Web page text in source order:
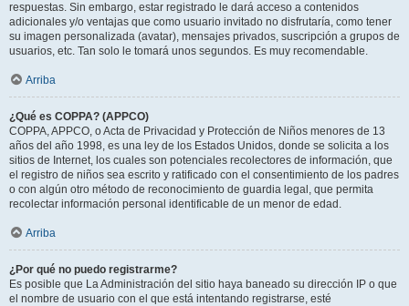
respuestas. Sin embargo, estar registrado le dará acceso a contenidos
adicionales y/o ventajas que como usuario invitado no disfrutaría, como tener
su imagen personalizada (avatar), mensajes privados, suscripción a grupos de
usuarios, etc. Tan solo le tomará unos segundos. Es muy recomendable.
Arriba
¿Qué es COPPA? (APPCO)
COPPA, APPCO, o Acta de Privacidad y Protección de Niños menores de 13
años del año 1998, es una ley de los Estados Unidos, donde se solicita a los
sitios de Internet, los cuales son potenciales recolectores de información, que
el registro de niños sea escrito y ratificado con el consentimiento de los padres
o con algún otro método de reconocimiento de guardia legal, que permita
recolectar información personal identificable de un menor de edad.
Arriba
¿Por qué no puedo registrarme?
Es posible que La Administración del sitio haya baneado su dirección IP o que
el nombre de usuario con el que está intentando registrarse, esté